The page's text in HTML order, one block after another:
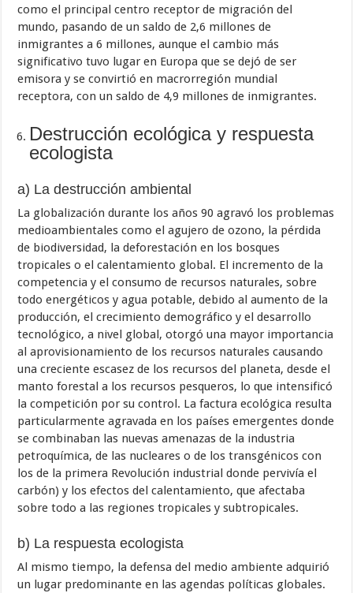
como el principal centro receptor de migración del
mundo, pasando de un saldo de 2,6 millones de
inmigrantes a 6 millones, aunque el cambio más
significativo tuvo lugar en Europa que se dejó de ser
emisora y se convirtió en macrorregión mundial
receptora, con un saldo de 4,9 millones de inmigrantes.
Destrucción ecológica y respuesta
ecologista
a) La destrucción ambiental
La globalización durante los años 90 agravó los problemas
medioambientales como el agujero de ozono, la pérdida
de biodiversidad, la deforestación en los bosques
tropicales o el calentamiento global. El incremento de la
competencia y el consumo de recursos naturales, sobre
todo energéticos y agua potable, debido al aumento de la
producción, el crecimiento demográfico y el desarrollo
tecnológico, a nivel global, otorgó una mayor importancia
al aprovisionamiento de los recursos naturales causando
una creciente escasez de los recursos del planeta, desde el
manto forestal a los recursos pesqueros, lo que intensificó
la competición por su control. La factura ecológica resulta
particularmente agravada en los países emergentes donde
se combinaban las nuevas amenazas de la industria
petroquímica, de las nucleares o de los transgénicos con
los de la primera Revolución industrial donde pervivía el
carbón) y los efectos del calentamiento, que afectaba
sobre todo a las regiones tropicales y subtropicales.
b) La respuesta ecologista
Al mismo tiempo, la defensa del medio ambiente adquirió
un lugar predominante en las agendas políticas globales.